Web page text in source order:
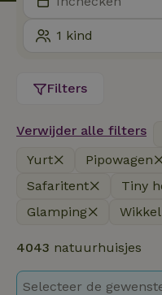
Filters
Verwijder alle filters
Yurt
Pipowagen
Safaritent
Tiny
Glamping
4043 natuurhuisjes
Selecteer de